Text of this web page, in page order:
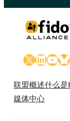
X
联盟概述什么是
媒体中心